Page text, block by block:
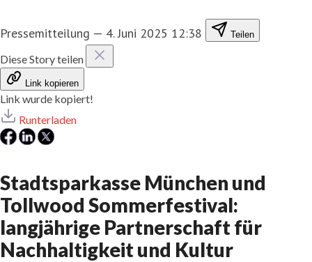
Pressemitteilung — 4. Juni 2025 12:38 Teilen
Diese Story teilen
Link kopieren
Link wurde kopiert!
Runterladen
Stadtsparkasse München und
Tollwood Sommerfestival:
langjährige Partnerschaft für
Nachhaltigkeit und Kultur